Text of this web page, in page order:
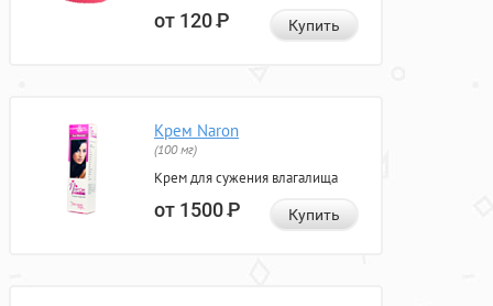
от 120Р Купить
Крем Naron
(100 мг)
Крем для сужения влагалища
от 1500Р Купить